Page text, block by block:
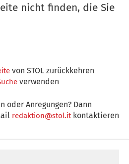
nicht finden, die Sie
von STOL zurückkehren
verwenden
oder Anregungen? Dann
redaktion@stol.itkontaktieren